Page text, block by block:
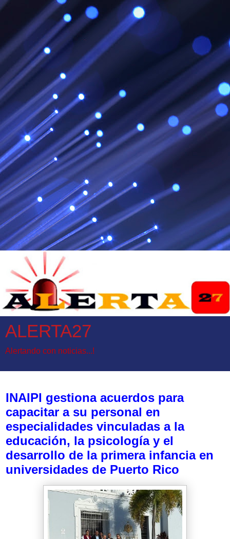
ALERTA27
Alertando con noticias...!
INAIPI gestiona acuerdos para
capacitar a su personal en
especialidades vinculadas a la
educación, la psicología y el
desarrollo de la primera infancia en
universidades de Puerto Rico